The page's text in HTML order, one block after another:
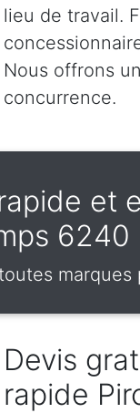
lieu de travail.
Nous offrons
concurrence.
et
6240
Devis
rapide